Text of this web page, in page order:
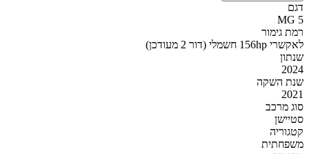
דגם
MG 5
רמת גימור
לאקשרי 156hp חשמלי (דור 2 מעודכן)
שנתון
2024
שנת השקה
2021
סוג מרכב
סטיישן
קטגוריה
משפחתית